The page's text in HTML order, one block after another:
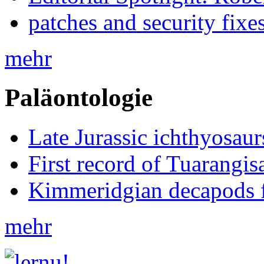
patches and security
mehr
Paläontologie
Late Jurassic
First record of
Kimmeridgian
mehr